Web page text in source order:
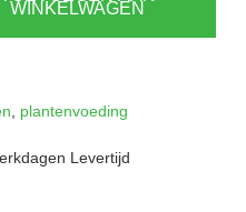
WINKELWAGEN
, plantenvoeding
Levertijd